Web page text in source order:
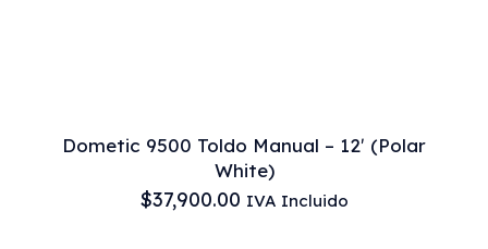
Dometic 9500 Toldo Manual – 12′ (Polar
White)
$37,900.00 IVA Incluido